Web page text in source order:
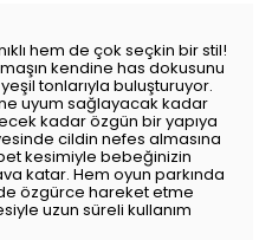
hem de çok seçkin bir stil!
kendine has dokusunu
tonlarıyla buluşturuyor.
uyum sağlayacak kadar
kadar özgün bir yapıya
cildin nefes almasına
kesimiyle bebeğinizin
katar. Hem oyun parkında
özgürce hareket etme
uzun süreli kullanım